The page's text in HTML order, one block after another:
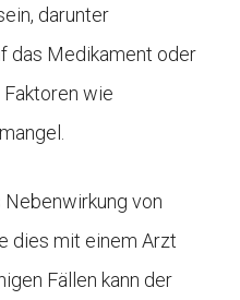
darunter
das Medikament oder
wie
von
dies mit einem Arzt
Fällen kann der